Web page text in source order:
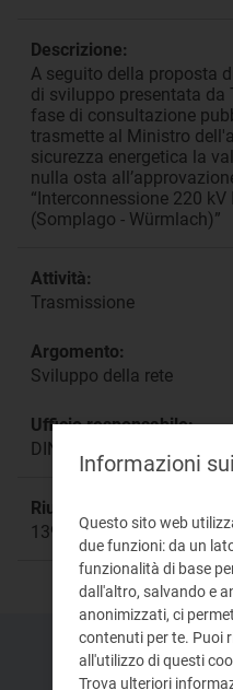
Descrizione:
A seguito della proposta
di sviluppo presentata da
fase di consultazione
trasmette al Ministro
sicurezza energetica la
nulla osta
“Interconnessione 220
(Somplago - Würmlach)”
Attività:
Trasmissione
Argomento:
Sviluppo della rete
Ufficio responsabile:
DINE
Riunione:
1393a
Informazioni
Questo sito web
due funzioni: da un
funzionalità di base
dall'altro, salvando e
anonimizzati, ci
contenuti per te. Puoi
all'utilizzo di questi
Trova ulteriori